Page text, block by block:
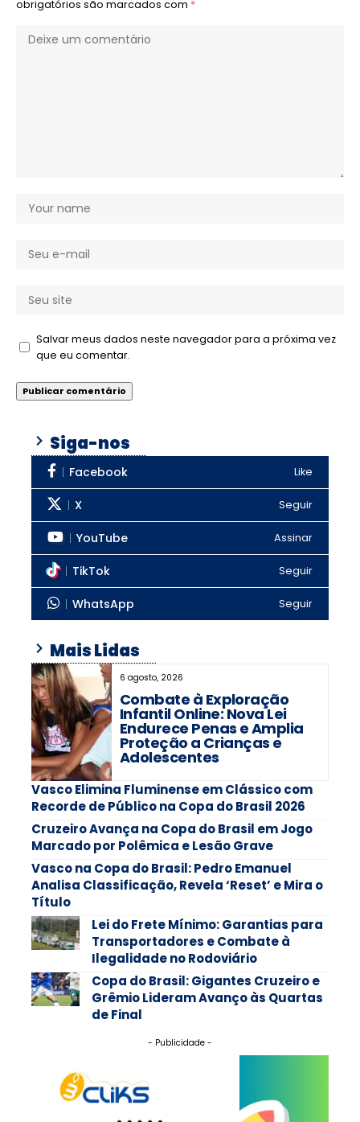
obrigatórios são marcados com *
Salvar meus dados neste navegador para a próxima vez
que eu comentar.
Siga-nos
Facebook Like
X Seguir
YouTube Assinar
TikTok Seguir
WhatsApp Seguir
Mais Lidas
6 agosto, 2026
Combate à Exploração
Infantil Online: Nova Lei
Endurece Penas e Amplia
Proteção a Crianças e
Adolescentes
Vasco Elimina Fluminense em Clássico com
Recorde de Público na Copa do Brasil 2026
Cruzeiro Avança na Copa do Brasil em Jogo
Marcado por Polêmica e Lesão Grave
Vasco na Copa do Brasil: Pedro Emanuel
Analisa Classificação, Revela ‘Reset’ e Mira o
Título
Lei do Frete Mínimo: Garantias para
Transportadores e Combate à
Ilegalidade no Rodoviário
Copa do Brasil: Gigantes Cruzeiro e
Grêmio Lideram Avanço às Quartas
de Final
- Publicidade -